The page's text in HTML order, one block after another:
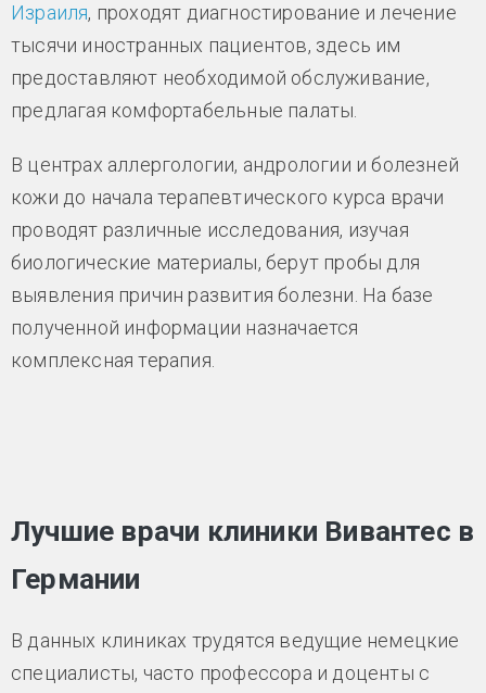
Израиля, проходят диагностирование и лечение
тысячи иностранных пациентов, здесь им
предоставляют необходимой обслуживание,
предлагая комфортабельные палаты.
В центрах аллергологии, андрологии и болезней
кожи до начала терапевтического курса врачи
проводят различные исследования, изучая
биологические материалы, берут пробы для
выявления причин развития болезни. На базе
полученной информации назначается
комплексная терапия.
Лучшие врачи клиники Вивантес в
Германии
В данных клиниках трудятся ведущие немецкие
специалисты, часто профессора и доценты с